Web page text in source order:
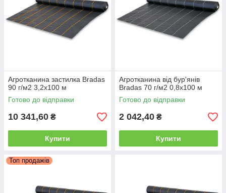
Агротканина застилка Bradas
90 г/м2 3,2х100 м
Готово до відправки
10 341,60 ₴
Купити
Агротканина від бур'янів
Bradas 70 г/м2 0,8х100 м
Готово до відправки
2 042,40 ₴
Купити
Топ продажів